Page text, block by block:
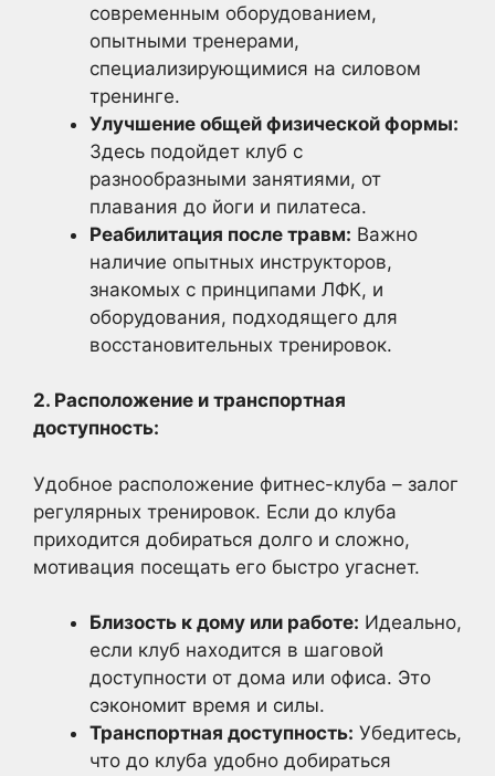
современным оборудованием,
опытными тренерами,
специализирующимися на силовом
тренинге.
Улучшение общей физической формы:
Здесь подойдет клуб с
разнообразными занятиями, от
плавания до йоги и пилатеса.
Реабилитация после травм: Важно
наличие опытных инструкторов,
знакомых с принципами ЛФК, и
оборудования, подходящего для
восстановительных тренировок.
2. Расположение и транспортная
доступность:
Удобное расположение фитнес-клуба – залог
регулярных тренировок. Если до клуба
приходится добираться долго и сложно,
мотивация посещать его быстро угаснет.
Близость к дому или работе: Идеально,
если клуб находится в шаговой
доступности от дома или офиса. Это
сэкономит время и силы.
Транспортная доступность: Убедитесь,
что до клуба удобно добираться